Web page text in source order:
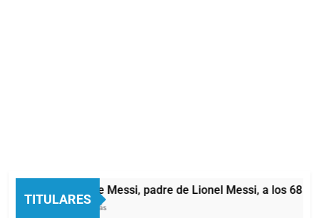
TITULARES
Murió Jorge Messi, padre de Lionel Messi, a los 68
48 Minutos Atrás